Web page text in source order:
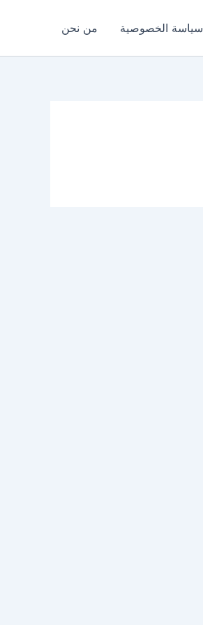
سياسة الخصوصية من نحن